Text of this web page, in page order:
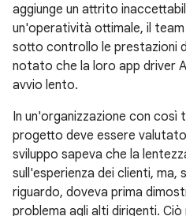
aggiunge un attrito
un'operatività ottimale, il
sotto controllo le prestazioni
notato che la loro app driver
avvio lento.
In un'organizzazione con
progetto deve essere
sviluppo sapeva che la
sull'esperienza dei clienti, ma,
riguardo, doveva prima
problema agli alti dirigenti.